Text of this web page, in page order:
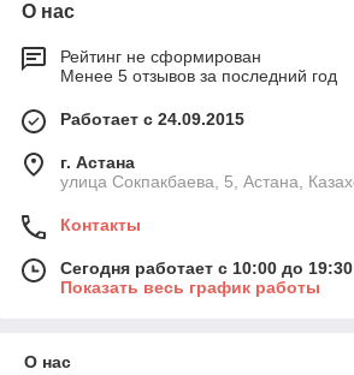
О нас
Рейтинг не сформирован
Менее 5 отзывов за последний год
Работает с 24.09.2015
г. Астана
улица Сокпакбаева, 5, Астана,
Контакты
Сегодня работает с 10:00 до 19:30
Показать весь график работы
О нас